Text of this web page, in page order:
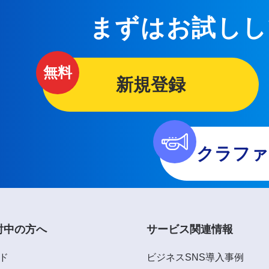
まずはお試し
新規登録
クラフ
中の方へ サービス関連情報
ビジネスSNS導入事例